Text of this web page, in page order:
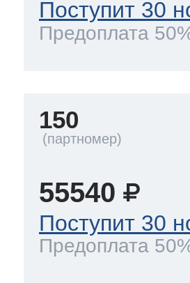
Поступит 30
Предоплата
150
55540
Поступит 30
Предоплата